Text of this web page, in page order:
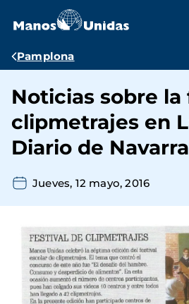
contenido
Ruta
navegación
Pamplona
Noticias sobre la
clipmetrajes en
Diario de Navarra
Jueves, 12 mayo, 2016